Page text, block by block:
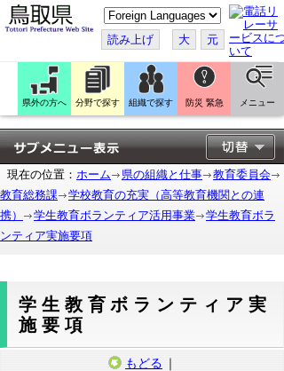
こ
の
ペ
ー
ジ
翻
訳
す
る
読み上げ 大 元
県外の方へ 分野で探す 組織で探す 防災 緊急 メニュー
現在の位置： ホーム 県の組織と仕事
教育委員会
教育総務課
学校教育の充実（高等教育機関との連
携）
学生教育ボランティア活用事業
学生教育ボラ
ンティア実施要項
学生教育ボランティア実
施要項
もどる ｜